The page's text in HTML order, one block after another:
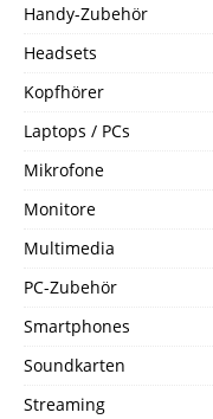
Handy-Zubehör
Headsets
Kopfhörer
Laptops / PCs
Mikrofone
Monitore
Multimedia
PC-Zubehör
Smartphones
Soundkarten
Streaming